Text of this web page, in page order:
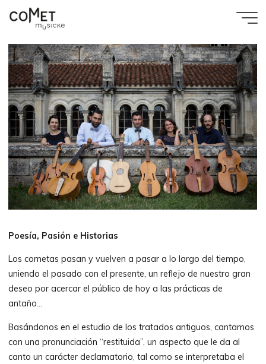
Musicke
Poesía, Pasión e Historias
Los cometas pasan y vuelven a pasar a lo largo del tiempo,
uniendo el pasado con el presente, un reflejo de nuestro gran
deseo por acercar el público de hoy a las prácticas de
antaño…
Basándonos en el estudio de los tratados antiguos, cantamos
con una pronunciación “restituida”, un aspecto que le da al
canto un carácter declamatorio, tal como se interpretaba el